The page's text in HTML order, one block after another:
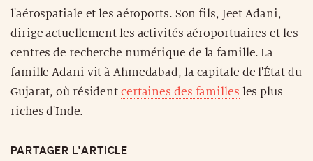
l'aérospatiale et les aéroports. Son fils, Jeet Adani,
dirige actuellement les activités aéroportuaires et les
centres de recherche numérique de la famille. La
famille Adani vit à Ahmedabad, la capitale de l'État du
Gujarat, où résident certaines des familles les plus
riches d'Inde.
PARTAGER L'ARTICLE